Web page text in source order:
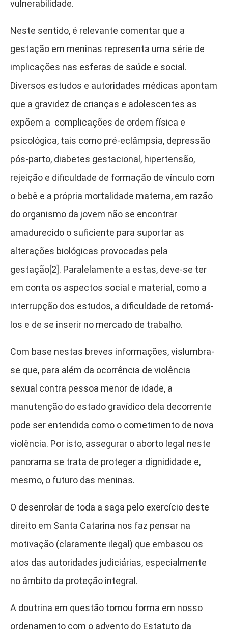
vulnerabilidade.
Neste sentido, é relevante comentar que a
gestação em meninas representa uma série de
implicações nas esferas de saúde e social.
Diversos estudos e autoridades médicas apontam
que a gravidez de crianças e adolescentes as
expõem a complicações de ordem física e
psicológica, tais como pré-eclâmpsia, depressão
pós-parto, diabetes gestacional, hipertensão,
rejeição e dificuldade de formação de vínculo com
o bebê e a própria mortalidade materna, em razão
do organismo da jovem não se encontrar
amadurecido o suficiente para suportar as
alterações biológicas provocadas pela
gestação[2]. Paralelamente a estas, deve-se ter
em conta os aspectos social e material, como a
interrupção dos estudos, a dificuldade de retomá-
los e de se inserir no mercado de trabalho.
Com base nestas breves informações, vislumbra-
se que, para além da ocorrência de violência
sexual contra pessoa menor de idade, a
manutenção do estado gravídico dela decorrente
pode ser entendida como o cometimento de nova
violência. Por isto, assegurar o aborto legal neste
panorama se trata de proteger a dignididade e,
mesmo, o futuro das meninas.
O desenrolar de toda a saga pelo exercício deste
direito em Santa Catarina nos faz pensar na
motivação (claramente ilegal) que embasou os
atos das autoridades judiciárias, especialmente
no âmbito da proteção integral.
A doutrina em questão tomou forma em nosso
ordenamento com o advento do Estatuto da